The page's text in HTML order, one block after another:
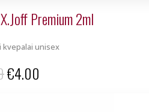
Premium 2ml
kvepalai unisex
Original
€4.00